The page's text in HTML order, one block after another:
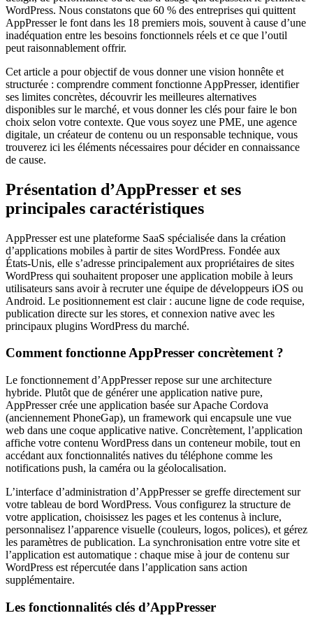
WordPress. Nous constatons que 60 % des entreprises qui quittent
AppPresser le font dans les 18 premiers mois, souvent à cause d’une
inadéquation entre les besoins fonctionnels réels et ce que l’outil
peut raisonnablement offrir.
Cet article a pour objectif de vous donner une vision honnête et
structurée : comprendre comment fonctionne AppPresser, identifier
ses limites concrètes, découvrir les meilleures alternatives
disponibles sur le marché, et vous donner les clés pour faire le bon
choix selon votre contexte. Que vous soyez une PME, une agence
digitale, un créateur de contenu ou un responsable technique, vous
trouverez ici les éléments nécessaires pour décider en connaissance
de cause.
Présentation d’AppPresser et ses
principales caractéristiques
AppPresser est une plateforme SaaS spécialisée dans la création
d’applications mobiles à partir de sites WordPress. Fondée aux
États-Unis, elle s’adresse principalement aux propriétaires de sites
WordPress qui souhaitent proposer une application mobile à leurs
utilisateurs sans avoir à recruter une équipe de développeurs iOS ou
Android. Le positionnement est clair : aucune ligne de code requise,
publication directe sur les stores, et connexion native avec les
principaux plugins WordPress du marché.
Comment fonctionne AppPresser concrètement ?
Le fonctionnement d’AppPresser repose sur une architecture
hybride. Plutôt que de générer une application native pure,
AppPresser crée une application basée sur Apache Cordova
(anciennement PhoneGap), un framework qui encapsule une vue
web dans une coque applicative native. Concrètement, l’application
affiche votre contenu WordPress dans un conteneur mobile, tout en
accédant aux fonctionnalités natives du téléphone comme les
notifications push, la caméra ou la géolocalisation.
L’interface d’administration d’AppPresser se greffe directement sur
votre tableau de bord WordPress. Vous configurez la structure de
votre application, choisissez les pages et les contenus à inclure,
personnalisez l’apparence visuelle (couleurs, logos, polices), et gérez
les paramètres de publication. La synchronisation entre votre site et
l’application est automatique : chaque mise à jour de contenu sur
WordPress est répercutée dans l’application sans action
supplémentaire.
Les fonctionnalités clés d’AppPresser